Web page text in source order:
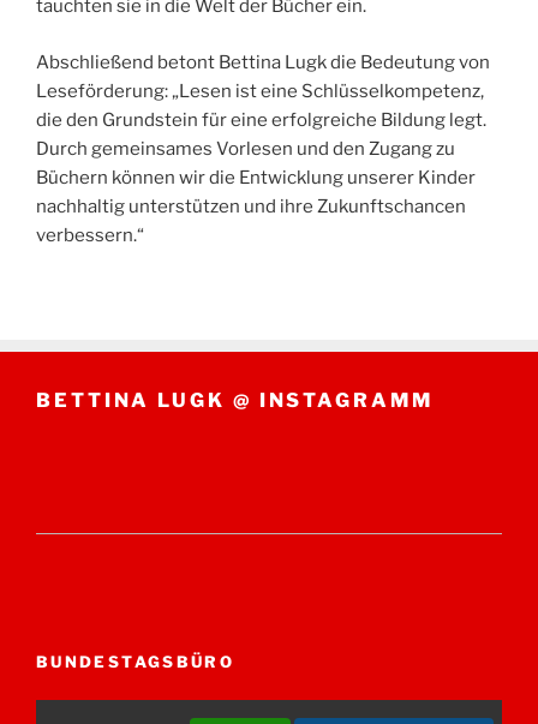
tauchten sie in die Welt der Bücher ein.
Abschließend betont Bettina Lugk die Bedeutung von
Leseförderung: „Lesen ist eine Schlüsselkompetenz,
die den Grundstein für eine erfolgreiche Bildung legt.
Durch gemeinsames Vorlesen und den Zugang zu
Büchern können wir die Entwicklung unserer Kinder
nachhaltig unterstützen und ihre Zukunftschancen
verbessern.“
BETTINA LUGK @ INSTAGRAMM
BUNDESTAGSBÜRO